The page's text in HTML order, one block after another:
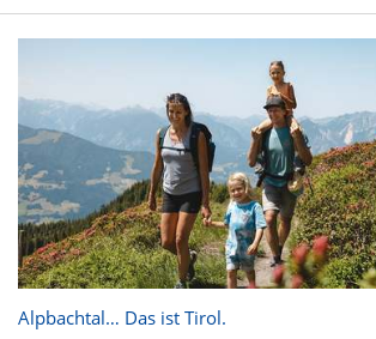
Alpbachtal… Das ist Tirol.